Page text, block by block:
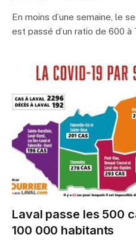
En moins d’une semaine, le
est passé d’un ratio de 600 à
Laval passe les 500
100 000 habitants